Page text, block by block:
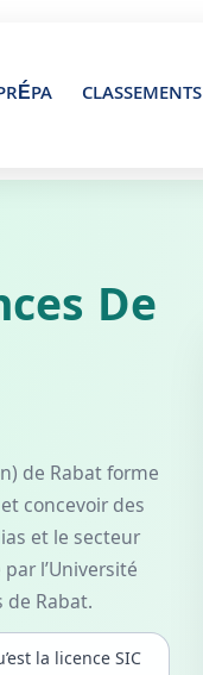
CLASSEMENTS
De
de Rabat forme
concevoir des
et le secteur
l’Université
de Rabat.
la licence SIC